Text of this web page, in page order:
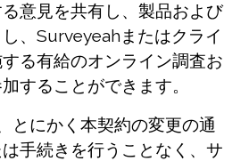
意見を共有し、製品および
、Surveyeahまたはクライ
る有給のオンライン調査お
することができます。
とにかく本契約の変更の通
手続きを行うことなく、サ